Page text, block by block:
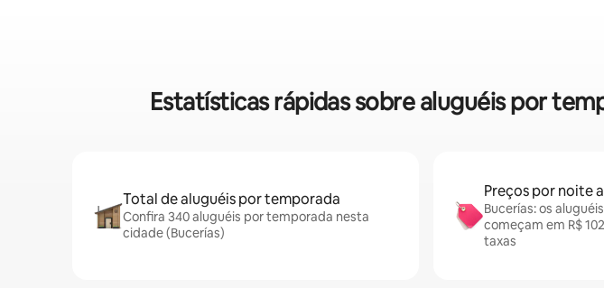
Estatísticas rápidas sobre aluguéis por
Total de aluguéis por temporada
Confira 340 aluguéis por temporada nesta
cidade (Bucerías)
Preços por noite
Bucerías: os
começam em R$
taxas